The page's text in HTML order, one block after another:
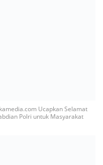
Ucapkan Selamat
Polri untuk Masyarakat